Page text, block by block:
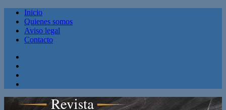
Inicio
Quienes somos
Aviso legal
Contacto